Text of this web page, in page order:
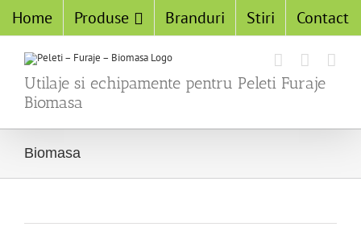
Home Produse Branduri Stiri Contact
Utilaje si echipamente pentru Peleti Furaje
Biomasa
Biomasa